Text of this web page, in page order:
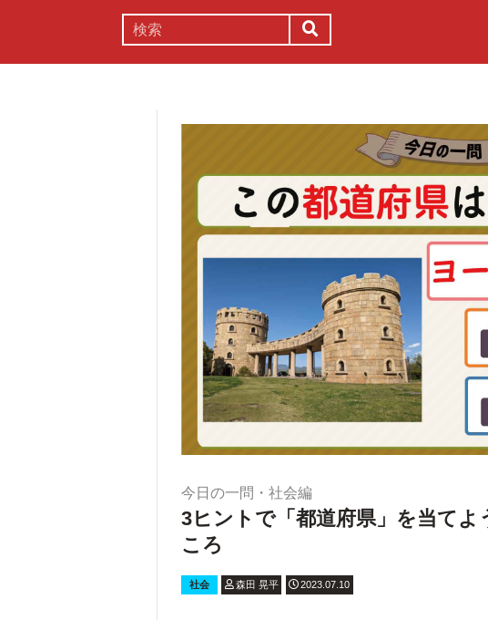
今日の一問・社会編
3ヒントで「都道府県」を当て
ころ
社会 森田 晃平 2023.07.10